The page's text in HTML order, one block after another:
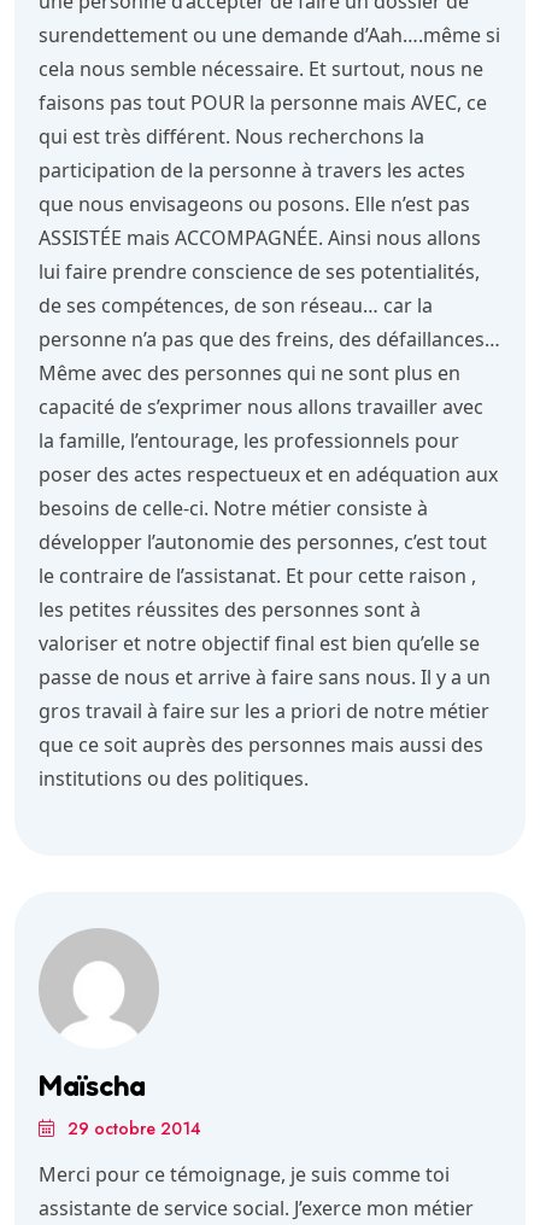
surendettement ou une demande d’Aah….même si
cela nous semble nécessaire. Et surtout, nous ne
faisons pas tout POUR la personne mais AVEC, ce
qui est très différent. Nous recherchons la
participation de la personne à travers les actes
que nous envisageons ou posons. Elle n’est pas
ASSISTÉE mais ACCOMPAGNÉE. Ainsi nous allons
lui faire prendre conscience de ses potentialités,
de ses compétences, de son réseau… car la
personne n’a pas que des freins, des défaillances…
Même avec des personnes qui ne sont plus en
capacité de s’exprimer nous allons travailler avec
la famille, l’entourage, les professionnels pour
poser des actes respectueux et en adéquation aux
besoins de celle-ci. Notre métier consiste à
développer l’autonomie des personnes, c’est tout
le contraire de l’assistanat. Et pour cette raison ,
les petites réussites des personnes sont à
valoriser et notre objectif final est bien qu’elle se
passe de nous et arrive à faire sans nous. Il y a un
gros travail à faire sur les a priori de notre métier
que ce soit auprès des personnes mais aussi des
institutions ou des politiques.
Maïscha
29 octobre 2014
Merci pour ce témoignage, je suis comme toi
assistante de service social. J’exerce mon métier